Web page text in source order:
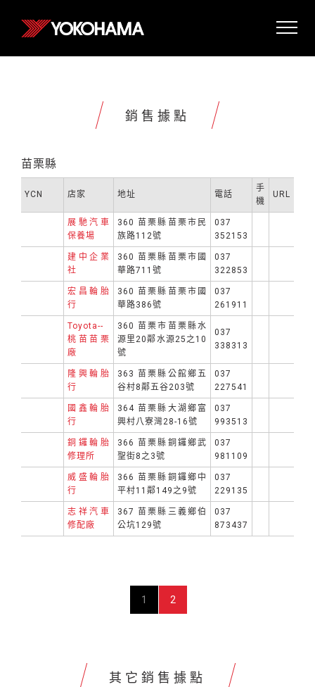
銷售據點
苗栗縣
YCN 店家 地址 電話
手
機
URL
展馳汽車
保養場
360 苗栗縣苗栗市民
族路112號
037
352153
建中企業
社
360 苗栗縣苗栗市國
華路711號
037
322853
宏昌輪胎
行
360 苗栗縣苗栗市國
華路386號
037
261911
Toyota--
桃苗苗栗
廠
360 苗栗市苗栗縣水
源里20鄰水源25之10
號
037
338313
隆興輪胎
行
363 苗栗縣公館鄉五
谷村8鄰五谷203號
037
227541
國鑫輪胎
行
364 苗栗縣大湖鄉富
興村八寮灣28-16號
037
993513
銅鑼輪胎
修理所
366 苗栗縣銅鑼鄉武
聖街8之3號
037
981109
威盛輪胎
行
366 苗栗縣銅鑼鄉中
平村11鄰149之9號
037
229135
志祥汽車
修配廠
367 苗栗縣三義鄉伯
公坑129號
037
873437
1 2
其它銷售據點